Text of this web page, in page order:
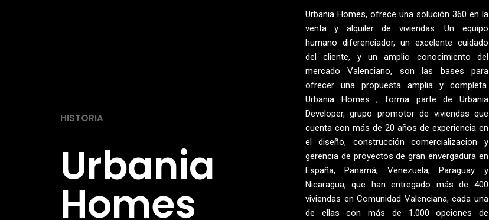
HISTORIA
Urbania
Homes
Urbania Homes, ofrece una solución 360 en la
venta y alquiler de viviendas. Un equipo
humano diferenciador, un excelente cuidado
del cliente, y un amplio conocimiento del
mercado Valenciano, son las bases para
ofrecer una propuesta amplia y completa.
Urbania Homes , forma parte de Urbania
Developer, grupo promotor de viviendas que
cuenta con más de 20 años de experiencia en
el diseño, construcción comercializacion y
gerencia de proyectos de gran envergadura en
España, Panamá, Venezuela, Paraguay y
Nicaragua, que han entregado más de 400
viviendas en Comunidad Valenciana, cada una
de ellas con más de 1.000 opciones de